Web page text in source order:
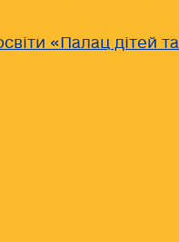
«Палац дітей